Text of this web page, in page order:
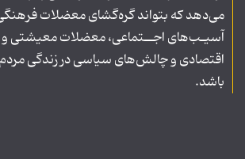
می‌دهد که بتواند گره‌گشای معضلات
آسیـب‌های اجــتماعی، معضلات معیشتی و
اقتصادی و چالش‌های سیاسی در زندگی مردم
باشد.